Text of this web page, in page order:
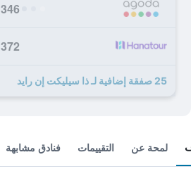
346 ﷼
372 ﷼
25 صفقة إضافية لـ ذا سيليكت إن رايد
لمحة عن التقييمات فنادق مشابهة